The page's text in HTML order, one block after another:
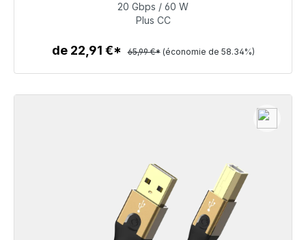
27,49 €
Détails
20 Gbps / 60 W
Plus CC
de 22,91 €* 65,99 €* (économie de 58.34%)